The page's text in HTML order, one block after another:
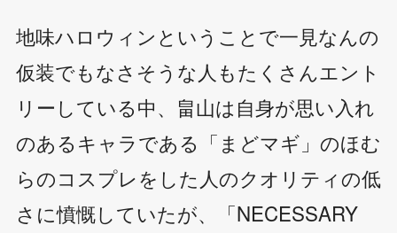
地味ハロウィンということで一見なんの
仮装でもなさそうな人もたくさんエント
リーしている中、畠山は自身が思い入れ
のあるキャラである「まどマギ」のほむ
らのコスプレをした人のクオリティの低
さに憤慨していたが、「NECESSARY